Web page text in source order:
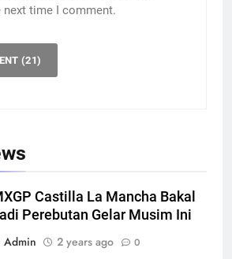
next time I comment.
Castilla La Mancha Bakal
Perebutan Gelar Musim Ini
Admin
2 years ago 0